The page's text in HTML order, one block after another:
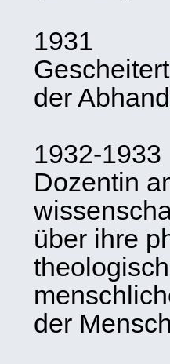
1931
der
1932-1933
Dozentin
über ihre
der